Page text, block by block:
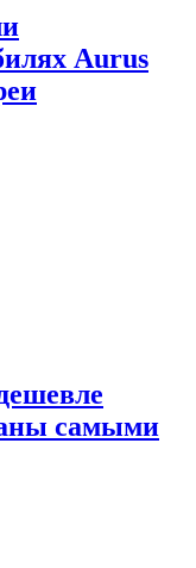
Aurus
самыми